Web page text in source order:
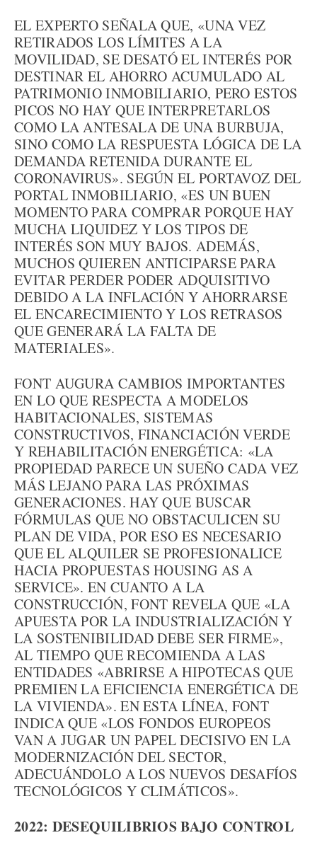
EL EXPERTO SEÑALA QUE, «UNA VEZ
RETIRADOS LOS LÍMITES A LA
MOVILIDAD, SE DESATÓ EL INTERÉS POR
DESTINAR EL AHORRO ACUMULADO AL
PATRIMONIO INMOBILIARIO, PERO ESTOS
PICOS NO HAY QUE INTERPRETARLOS
COMO LA ANTESALA DE UNA BURBUJA,
SINO COMO LA RESPUESTA LÓGICA DE LA
DEMANDA RETENIDA DURANTE EL
CORONAVIRUS». SEGÚN EL PORTAVOZ DEL
PORTAL INMOBILIARIO, «ES UN BUEN
MOMENTO PARA COMPRAR PORQUE HAY
MUCHA LIQUIDEZ Y LOS TIPOS DE
INTERÉS SON MUY BAJOS. ADEMÁS,
MUCHOS QUIEREN ANTICIPARSE PARA
EVITAR PERDER PODER ADQUISITIVO
DEBIDO A LA INFLACIÓN Y AHORRARSE
EL ENCARECIMIENTO Y LOS RETRASOS
QUE GENERARÁ LA FALTA DE
MATERIALES».
FONT AUGURA CAMBIOS IMPORTANTES
EN LO QUE RESPECTA A MODELOS
HABITACIONALES, SISTEMAS
CONSTRUCTIVOS, FINANCIACIÓN VERDE
Y REHABILITACIÓN ENERGÉTICA: «LA
PROPIEDAD PARECE UN SUEÑO CADA VEZ
MÁS LEJANO PARA LAS PRÓXIMAS
GENERACIONES. HAY QUE BUSCAR
FÓRMULAS QUE NO OBSTACULICEN SU
PLAN DE VIDA, POR ESO ES NECESARIO
QUE EL ALQUILER SE PROFESIONALICE
HACIA PROPUESTAS HOUSING AS A
SERVICE». EN CUANTO A LA
CONSTRUCCIÓN, FONT REVELA QUE «LA
APUESTA POR LA INDUSTRIALIZACIÓN Y
LA SOSTENIBILIDAD DEBE SER FIRME»,
AL TIEMPO QUE RECOMIENDA A LAS
ENTIDADES «ABRIRSE A HIPOTECAS QUE
PREMIEN LA EFICIENCIA ENERGÉTICA DE
LA VIVIENDA». EN ESTA LÍNEA, FONT
INDICA QUE «LOS FONDOS EUROPEOS
VAN A JUGAR UN PAPEL DECISIVO EN LA
MODERNIZACIÓN DEL SECTOR,
ADECUÁNDOLO A LOS NUEVOS DESAFÍOS
TECNOLÓGICOS Y CLIMÁTICOS».
2022: DESEQUILIBRIOS BAJO CONTROL